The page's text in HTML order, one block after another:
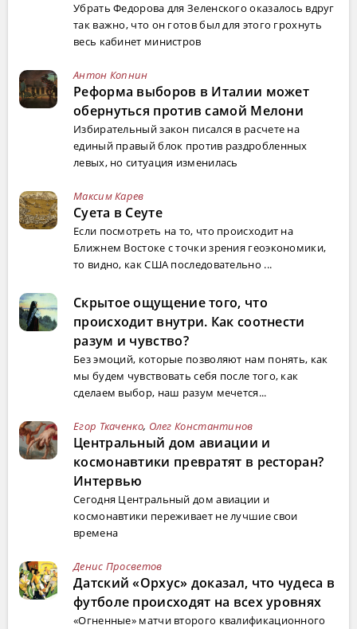
Убрать Федорова для Зеленского оказалось вдруг
так важно, что он готов был для этого грохнуть
весь кабинет министров
Антон Копнин
Реформа выборов в Италии может
обернуться против самой Мелони
Избирательный закон писался в расчете на
единый правый блок против раздробленных
левых, но ситуация изменилась
Максим Карев
Суета в Сеуте
Если посмотреть на то, что происходит на
Ближнем Востоке с точки зрения геоэкономики,
то видно, как США последовательно ...
Скрытое ощущение того, что
происходит внутри. Как соотнести
разум и чувство?
Без эмоций, которые позволяют нам понять, как
мы будем чувствовать себя после того, как
сделаем выбор, наш разум мечется...
Егор Ткаченко, Олег Константинов
Центральный дом авиации и
космонавтики превратят в ресторан?
Интервью
Сегодня Центральный дом авиации и
космонавтики переживает не лучшие свои
времена
Денис Просветов
Датский «Орхус» доказал, что чудеса в
футболе происходят на всех уровнях
«Огненные» матчи второго квалификационного